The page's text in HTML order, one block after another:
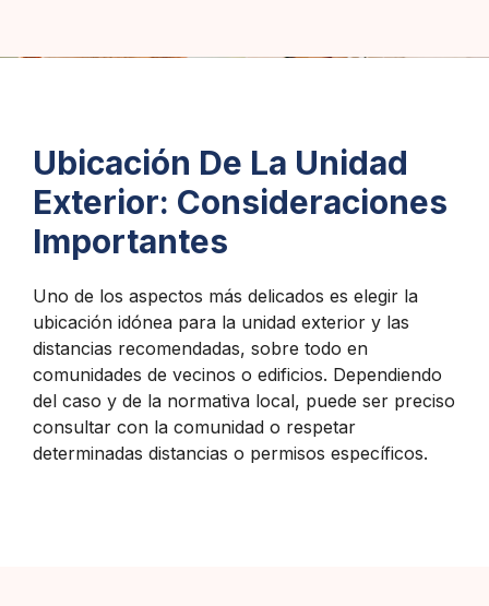
Ubicación De La Unidad
Exterior: Consideraciones
Importantes
Uno de los aspectos más delicados es elegir la
ubicación idónea para la unidad exterior y las
distancias recomendadas, sobre todo en
comunidades de vecinos o edificios. Dependiendo
del caso y de la normativa local, puede ser preciso
consultar con la comunidad o respetar
determinadas distancias o permisos específicos.